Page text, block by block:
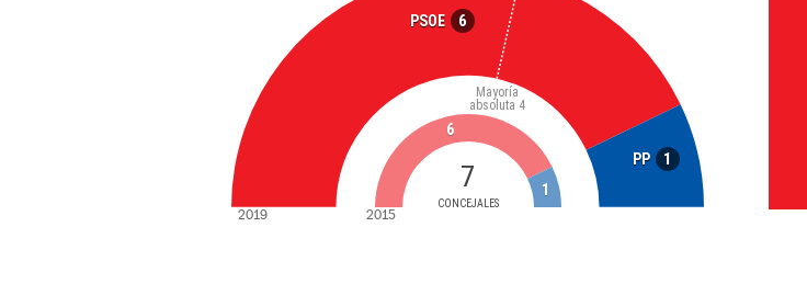
PSOE 6
PP 1
7
CONCEJALES
Mayoría
absoluta 4
6
1
2019 2015